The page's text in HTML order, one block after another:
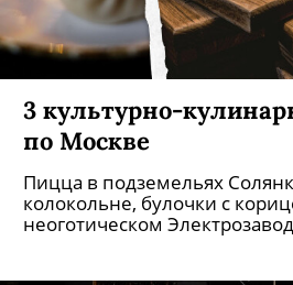
3 культурно-
по Москве
Пицца в подземельях
колокольне, булочки с
неоготическом